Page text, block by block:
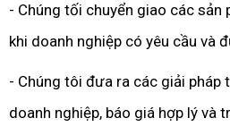
- Chúng tối chuyển giao các sản
khi doanh nghiệp có yêu cầu và
- Chúng tôi đưa ra các giải pháp
doanh nghiệp, báo giá hợp lý và